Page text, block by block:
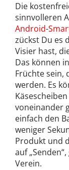
Die
sinnvolleren
Android-
zückst Du es
Visier hast,
Das können
Früchte sein,
werden. Es
voneinander
einfach den
weniger
Produkt und
auf
Verein.